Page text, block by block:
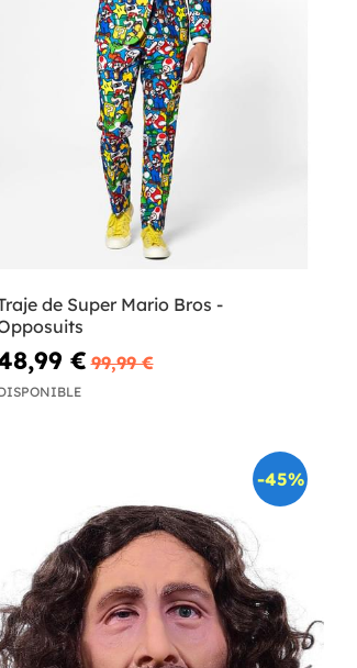
de Super Mario Bros -
€ 99,99 €
-45%